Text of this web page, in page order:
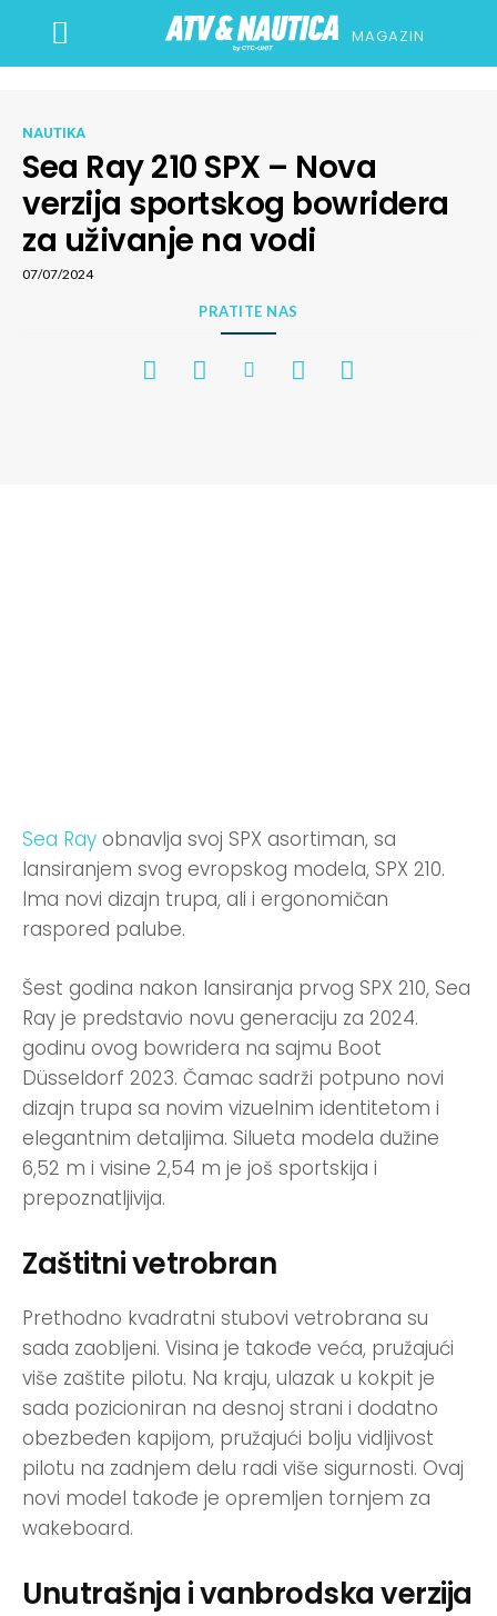
MAGAZIN
NAUTIKA
Sea Ray 210 SPX – Nova
verzija sportskog bowridera
za uživanje na vodi
07/07/2024
PRATITE NAS
Sea Ray obnavlja svoj SPX asortiman, sa
lansiranjem svog evropskog modela, SPX 210.
Ima novi dizajn trupa, ali i ergonomičan
raspored palube.
Šest godina nakon lansiranja prvog SPX 210, Sea
Ray je predstavio novu generaciju za 2024.
godinu ovog bowridera na sajmu Boot
Düsseldorf 2023. Čamac sadrži potpuno novi
dizajn trupa sa novim vizuelnim identitetom i
elegantnim detaljima. Silueta modela dužine
6,52 m i visine 2,54 m je još sportskija i
prepoznatljivija.
Zaštitni vetrobran
Prethodno kvadratni stubovi vetrobrana su
sada zaobljeni. Visina je takođe veća, pružajući
više zaštite pilotu. Na kraju, ulazak u kokpit je
sada pozicioniran na desnoj strani i dodatno
obezbeđen kapijom, pružajući bolju vidljivost
pilotu na zadnjem delu radi više sigurnosti. Ovaj
novi model takođe je opremljen tornjem za
wakeboard.
Unutrašnja i vanbrodska verzija